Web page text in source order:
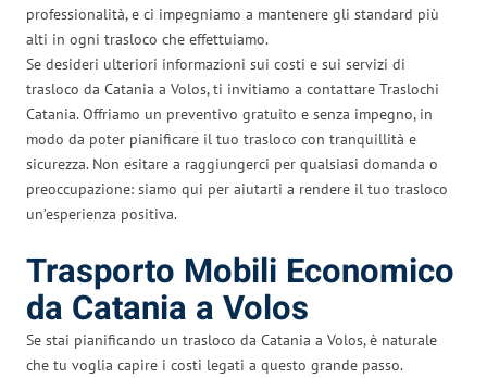
professionalità, e ci impegniamo a mantenere gli standard più
alti in ogni trasloco che effettuiamo.
Se desideri ulteriori informazioni sui costi e sui servizi di
trasloco da Catania a Volos, ti invitiamo a contattare Traslochi
Catania. Offriamo un preventivo gratuito e senza impegno, in
modo da poter pianificare il tuo trasloco con tranquillità e
sicurezza. Non esitare a raggiungerci per qualsiasi domanda o
preoccupazione: siamo qui per aiutarti a rendere il tuo trasloco
un’esperienza positiva.
Trasporto Mobili Economico
da Catania a Volos
Se stai pianificando un trasloco da Catania a Volos, è naturale
che tu voglia capire i costi legati a questo grande passo.